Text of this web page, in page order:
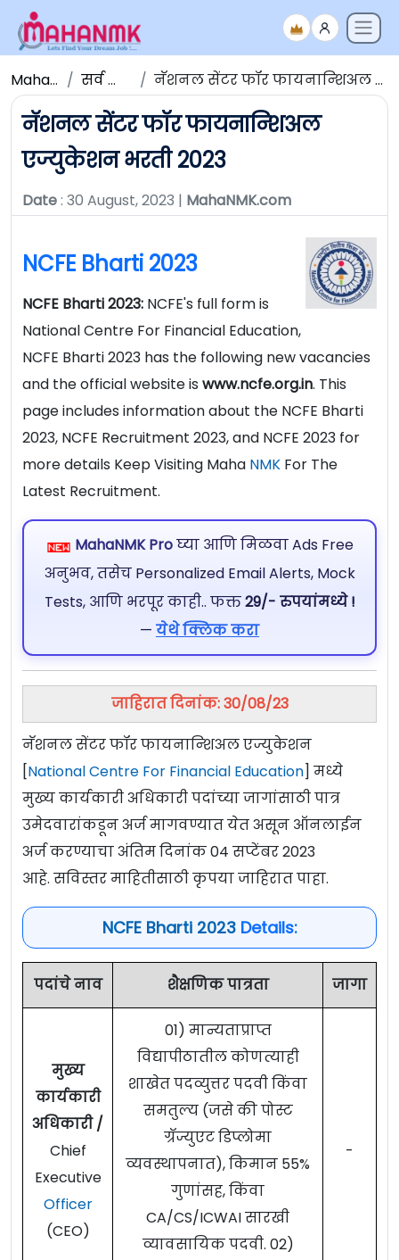
Maha NMK सर्व जाहिराती नॅशनल सेंटर फॉर फायनान्शिअल एज्युकेशन भरती 2023
नॅशनल सेंटर फॉर फायनान्शिअल
एज्युकेशन भरती 2023
Date: 30 August, 2023 | MahaNMK.com
NCFE Bharti 2023
NCFE Bharti 2023: NCFE's full form is
National Centre For Financial Education,
NCFE Bharti 2023 has the following new vacancies
and the official website is www.ncfe.org.in. This
page includes information about the NCFE Bharti
2023, NCFE Recruitment 2023, and NCFE 2023 for
more details Keep Visiting Maha NMK For The
Latest Recruitment.
MahaNMK Proघ्या आणि मिळवा Ads Free
अनुभव, तसेच Personalized Email Alerts, Mock
Tests, आणि भरपूर काही.. फक्त29/- रुपयांमध्ये !
— येथे क्लिक करा
जाहिरात दिनांक: 30/08/23
नॅशनल सेंटर फॉर फायनान्शिअल एज्युकेशन
[National Centre For Financial Education] मध्ये
मुख्य कार्यकारी अधिकारी पदांच्या जागांसाठी पात्र
उमेदवारांकडून अर्ज मागवण्यात येत असून ऑनलाईन
अर्ज करण्याचा अंतिम दिनांक 04 सप्टेंबर 2023
आहे. सविस्तर माहितीसाठी कृपया जाहिरात पाहा.
NCFE Bharti 2023Details:
पदांचे नाव शैक्षणिक पात्रता जागा
मुख्य
कार्यकारी
अधिकारी /
Chief
Executive
Officer
(CEO)
01) मान्यताप्राप्त
विद्यापीठातील कोणत्याही
शाखेत पदव्युत्तर पदवी किंवा
समतुल्य (जसे की पोस्ट
ग्रॅज्युएट डिप्लोमा
व्यवस्थापनात), किमान 55%
गुणांसह, किंवा
CA/CS/ICWAI सारखी
व्यावसायिक पदवी. 02)
-